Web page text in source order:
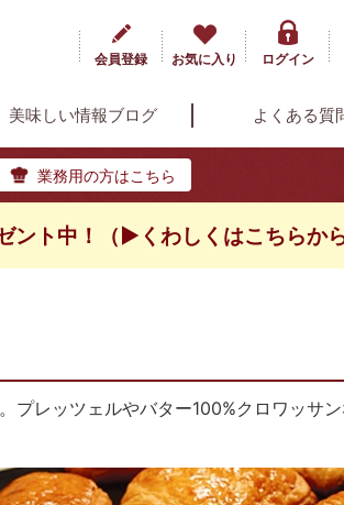
会員登録 お気に入り ログイン
美味しい情報ブログ よくある質
業務用の方はこちら
ント中！（▶くわしくはこちらから
レッツェルやバター100%クロワッサン